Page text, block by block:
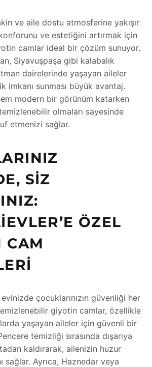
ve aile dostu atmosferine yakışır
ve estetiğini artırmak için
camlar ideal bir çözüm sunuyor.
Siyavuşpaşa gibi kalabalık
dairelerinde yaşayan aileler
imkanı sunması büyük avantaj.
modern bir görünüm katarken
olmaları sayesinde
etmenizi sağlar.
SIZ
ÖZEL
CAM
çocuklarınızın güvenliği her
giyotin camlar, özellikle
yaşayan aileler için güvenli bir
temizliği sırasında dışarıya
kaldırarak, ailenizin huzur
sağlar. Ayrıca, Haznedar veya